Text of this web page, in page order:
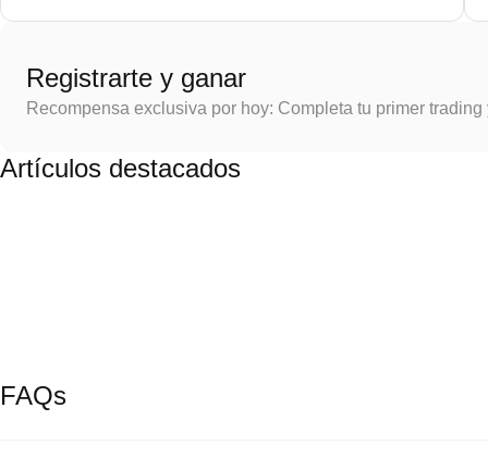
Registrarte y ganar
Recompensa exclusiva por hoy: Completa tu primer
Artículos destacados
FAQs